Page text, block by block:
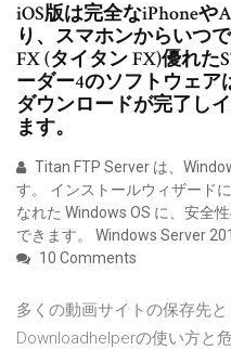
iOS版は完全なiPhone
り、スマホンからいつ
FX (タイタン FX)優れた
ーダー4のソフトウェア
ダウンロードが完了し
ます。
Titan FTP Server は、
す。 インストールウィザード
なれた Windows OS に、安全
できます。 Windows Server
10 Comments
多くの動画サイトの保存先
Downloadhelperの使い方と